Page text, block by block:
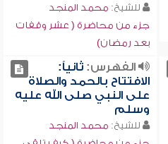
للشيخ: محمد المنجد
جزء من محاضرة ( عشر وقفات
بعد رمضان)
الفهرس:ثانياً:
الافتتاح بالحمد والصلاة
على النبي صلى الله عليه
وسلم
للشيخ: محمد المنجد